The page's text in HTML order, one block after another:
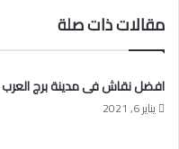
مقالات ذات صلة
افضل نقاش فى مدينة برج العرب
يناير 6, 2021